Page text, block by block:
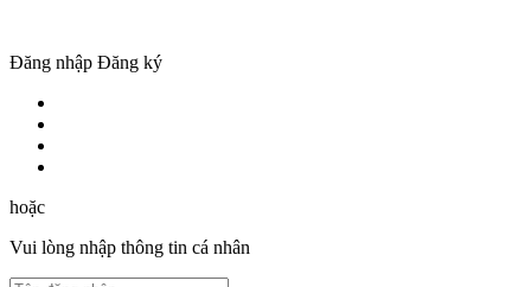
Đăng nhập Đăng ký
hoặc
Vui lòng nhập thông tin cá nhân